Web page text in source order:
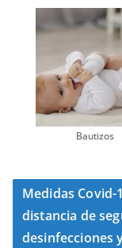
Bautizos
Medidas
distancia de
desinfecciones